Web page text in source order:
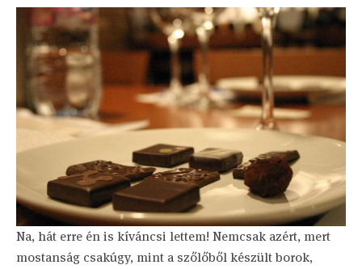
Na, hát erre én is kíváncsi lettem! Nemcsak azért, mert
mostanság csakúgy, mint a szőlőből készült borok,